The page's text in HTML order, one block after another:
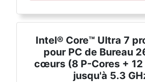
Intel® Core™ Ultra 7
pour PC de Bureau
cœurs (8 P-Cores + 12
jusqu'à 5.3